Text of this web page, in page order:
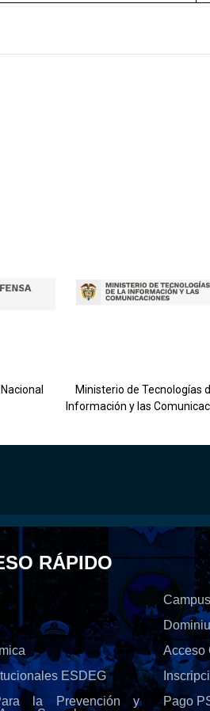
Ministerio de Tecnologías
Información y las
RÁPIDO
ESDEG
la Prevención y
Acceso
Pago